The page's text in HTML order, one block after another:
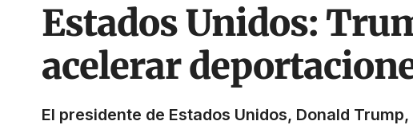
Estados Unidos:
acelerar
El presidente de Estados Unidos, Donald